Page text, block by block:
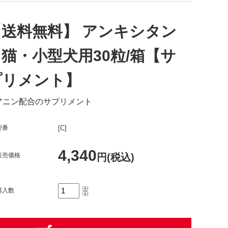
料無料】 アンキシタン
・小型犬用30粒/箱【サ
メント】
ニン配合のサプリメント
番 [C]
売価格 4,340 円(税込)
入数